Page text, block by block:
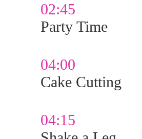
02:45
Party Time
04:00
Cake Cutting
04:15